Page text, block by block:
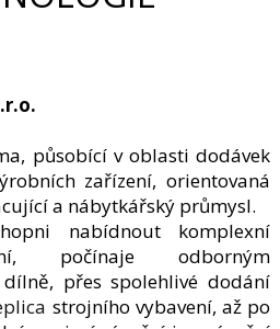
působící v oblasti dodávek
zařízení, orientovaná
a nábytkářský průmysl.
nabídnout komplexní
počínaje odborným
přes spolehlivé dodání
strojního vybavení, až po